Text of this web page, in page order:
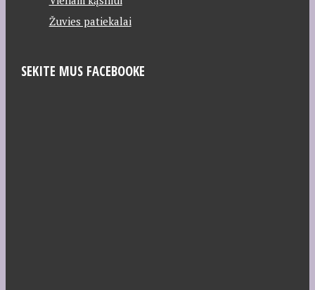
Žuvies patiekalai
SEKITE MUS FACEBOOKE